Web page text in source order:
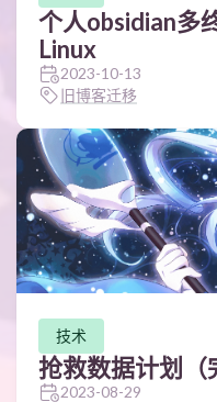
个人obsidian多
Linux
2023-10-13
旧博客迁移
技术
抢救数据计划（
2023-08-29